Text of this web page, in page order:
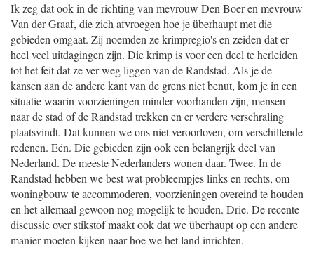
Ik zeg dat ook in de richting van mevrouw Den Boer en mevrouw
Van der Graaf, die zich afvroegen hoe je überhaupt met die
gebieden omgaat. Zij noemden ze krimpregio's en zeiden dat er
heel veel uitdagingen zijn. Die krimp is voor een deel te herleiden
tot het feit dat ze ver weg liggen van de Randstad. Als je de
kansen aan de andere kant van de grens niet benut, kom je in een
situatie waarin voorzieningen minder voorhanden zijn, mensen
naar de stad of de Randstad trekken en er verdere verschraling
plaatsvindt. Dat kunnen we ons niet veroorloven, om verschillende
redenen. Eén. Die gebieden zijn ook een belangrijk deel van
Nederland. De meeste Nederlanders wonen daar. Twee. In de
Randstad hebben we best wat probleempjes links en rechts, om
woningbouw te accommoderen, voorzieningen overeind te houden
en het allemaal gewoon nog mogelijk te houden. Drie. De recente
discussie over stikstof maakt ook dat we überhaupt op een andere
manier moeten kijken naar hoe we het land inrichten.